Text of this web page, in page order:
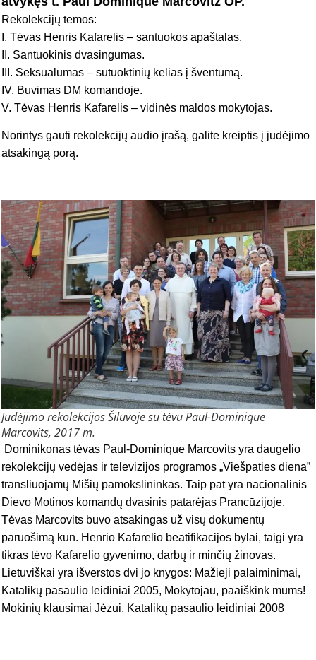
Rekolekcijų temos:
I. Tėvas Henris Kafarelis – santuokos apaštalas.
II. Santuokinis dvasingumas.
III. Seksualumas – sutuoktinių kelias į šventumą.
IV. Buvimas DM komandoje.
V. Tėvas Henris Kafarelis – vidinės maldos mokytojas.
Norintys gauti rekolekcijų audio įrašą, galite kreiptis į judėjimo
atsakingą porą.
Judėjimo rekolekcijos Šiluvoje su tėvu Paul-Dominique
Marcovits, 2017 m.
Dominikonas tėvas Paul-Dominique Marcovits yra daugelio
rekolekcijų vedėjas ir televizijos programos „Viešpaties diena”
transliuojamų Mišių pamokslininkas. Taip pat yra nacionalinis
Dievo Motinos komandų dvasinis patarėjas Prancūzijoje.
Tėvas Marcovits buvo atsakingas už visų dokumentų
paruošimą kun. Henrio Kafarelio beatifikacijos bylai, taigi yra
tikras tėvo Kafarelio gyvenimo, darbų ir minčių žinovas.
Lietuviškai yra išverstos dvi jo knygos: Mažieji palaiminimai,
Katalikų pasaulio leidiniai 2005, Mokytojau, paaiškink mums!
Mokinių klausimai Jėzui, Katalikų pasaulio leidiniai 2008